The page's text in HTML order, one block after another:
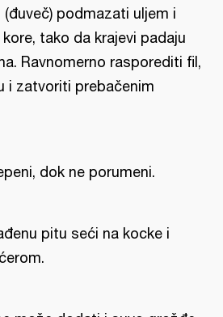
podmazati uljem i
tako da krajevi padaju
Ravnomerno rasporediti fil,
i zatvoriti prebačenim
dok ne porumeni.
pitu seći na kocke i